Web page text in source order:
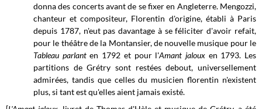
donna des concerts avant de se fixer en Angleterre. Mengozzi,
chanteur et compositeur, Florentin d'origine, établi à Paris
depuis 1787, n'eut pas davantage à se féliciter d'avoir refait,
pour le théâtre de la Montansier, de nouvelle musique pour le
Tableau parlanten 1792 et pour l'Amant jalouxen 1793. Les
partitions de Grétry sont restées debout, universellement
admirées, tandis que celles du musicien florentin n'existent
plus, si tant est qu'elles aient jamais existé.